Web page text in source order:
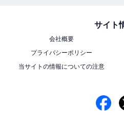
サイト
会社概要
プライバシーポリシー
当サイトの情報についての注意